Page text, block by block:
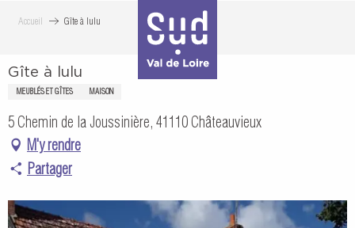
principal
Accueil Gîte à lulu
Gîte à lulu
MEUBLÉS ET GÎTES MAISON
5 Chemin de la Joussinière, 41110 Châteauvieux
M'y rendre
Partager